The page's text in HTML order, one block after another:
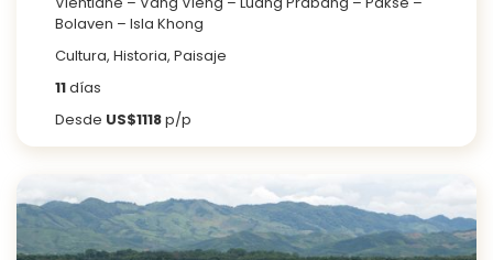
Bolaven – Isla Khong
Cultura, Historia, Paisaje
11días
Desde US$1118p/p